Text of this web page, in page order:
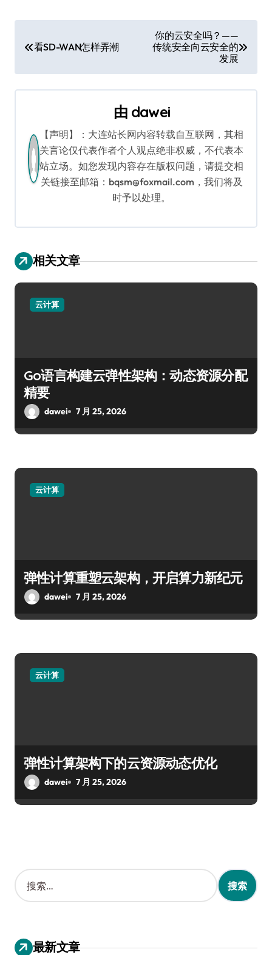
章
导
看SD-WAN怎样弄潮
你的云安全吗？——
传统安全向云安全的
发展
由 dawei
【声明】：大连站长网内容转载自互联网，其相
关言论仅代表作者个人观点绝非权威，不代表本
站立场。如您发现内容存在版权问题，请提交相
关链接至邮箱：bqsm@foxmail.com，我们将及
时予以处理。
相关文章
云计算
Go语言构建云弹性架构：动态资源分配
精要
dawei 7 月 25, 2026
云计算
弹性计算重塑云架构，开启算力新纪元
dawei 7 月 25, 2026
云计算
弹性计算架构下的云资源动态优化
dawei 7 月 25, 2026
搜
索
：
最新文章